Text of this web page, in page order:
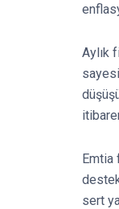
Aylık
Emtia
sert